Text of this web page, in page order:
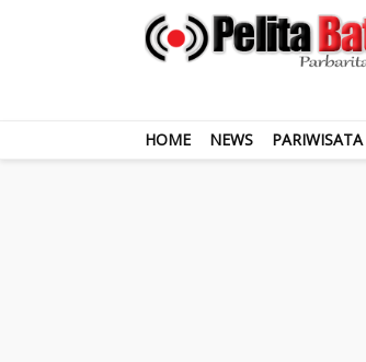
HOME NEWS PARIWISATA